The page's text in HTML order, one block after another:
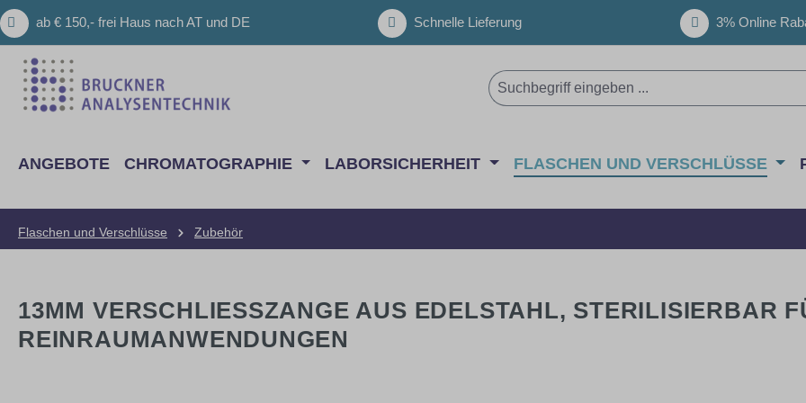
Hauptinhalt springen
Zur Suche springen
Zur Hauptnavigation springen
ab € 150,- frei Haus nach AT und DE Schnelle Lieferung 3% Online
ANGEBOTE CHROMATOGRAPHIE LABORSICHERHEIT FLASCHEN UND VERSCHLÜSSE
Flaschen und Verschlüsse Zubehör
13MM VERSCHLIESSZANGE AUS EDELSTAHL, STERILISIERBAR
EINRAUMANWENDUNGEN